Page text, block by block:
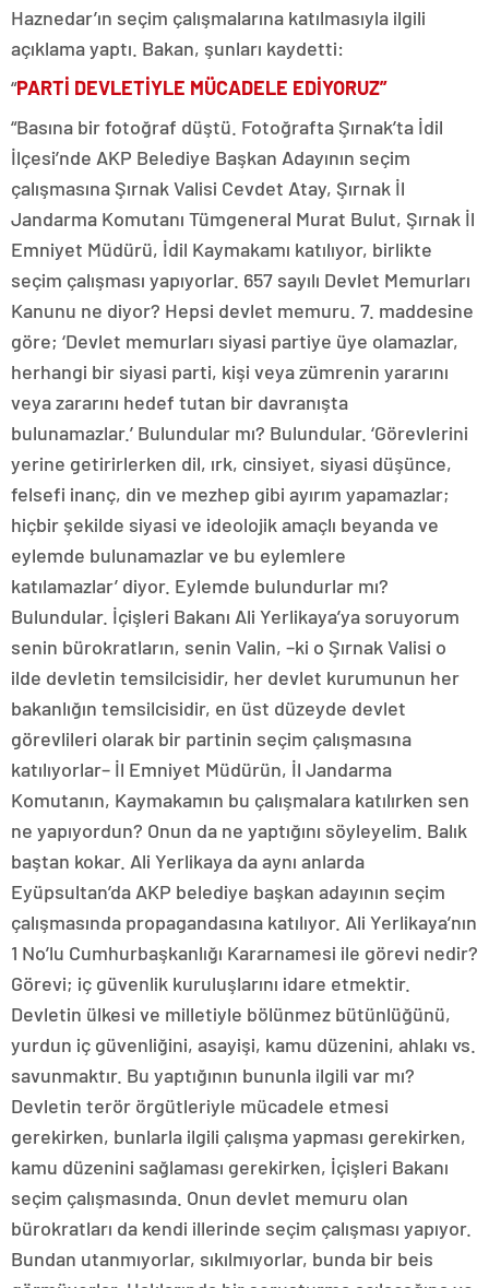
Haznedar’ın seçim çalışmalarına katılmasıyla ilgili
açıklama yaptı. Bakan, şunları kaydetti:
“PARTİ DEVLETİYLE MÜCADELE EDİYORUZ”
“Basına bir fotoğraf düştü. Fotoğrafta Şırnak’ta İdil
İlçesi’nde AKP Belediye Başkan Adayının seçim
çalışmasına Şırnak Valisi Cevdet Atay, Şırnak İl
Jandarma Komutanı Tümgeneral Murat Bulut, Şırnak İl
Emniyet Müdürü, İdil Kaymakamı katılıyor, birlikte
seçim çalışması yapıyorlar. 657 sayılı Devlet Memurları
Kanunu ne diyor? Hepsi devlet memuru. 7. maddesine
göre; ‘Devlet memurları siyasi partiye üye olamazlar,
herhangi bir siyasi parti, kişi veya zümrenin yararını
veya zararını hedef tutan bir davranışta
bulunamazlar.’ Bulundular mı? Bulundular. ‘Görevlerini
yerine getirirlerken dil, ırk, cinsiyet, siyasi düşünce,
felsefi inanç, din ve mezhep gibi ayırım yapamazlar;
hiçbir şekilde siyasi ve ideolojik amaçlı beyanda ve
eylemde bulunamazlar ve bu eylemlere
katılamazlar’ diyor. Eylemde bulundurlar mı?
Bulundular. İçişleri Bakanı Ali Yerlikaya’ya soruyorum
senin bürokratların, senin Valin, –ki o Şırnak Valisi o
ilde devletin temsilcisidir, her devlet kurumunun her
bakanlığın temsilcisidir, en üst düzeyde devlet
görevlileri olarak bir partinin seçim çalışmasına
katılıyorlar– İl Emniyet Müdürün, İl Jandarma
Komutanın, Kaymakamın bu çalışmalara katılırken sen
ne yapıyordun? Onun da ne yaptığını söyleyelim. Balık
baştan kokar. Ali Yerlikaya da aynı anlarda
Eyüpsultan’da AKP belediye başkan adayının seçim
çalışmasında propagandasına katılıyor. Ali Yerlikaya’nın
1 No’lu Cumhurbaşkanlığı Kararnamesi ile görevi nedir?
Görevi; iç güvenlik kuruluşlarını idare etmektir.
Devletin ülkesi ve milletiyle bölünmez bütünlüğünü,
yurdun iç güvenliğini, asayişi, kamu düzenini, ahlakı vs.
savunmaktır. Bu yaptığının bununla ilgili var mı?
Devletin terör örgütleriyle mücadele etmesi
gerekirken, bunlarla ilgili çalışma yapması gerekirken,
kamu düzenini sağlaması gerekirken, İçişleri Bakanı
seçim çalışmasında. Onun devlet memuru olan
bürokratları da kendi illerinde seçim çalışması yapıyor.
Bundan utanmıyorlar, sıkılmıyorlar, bunda bir beis